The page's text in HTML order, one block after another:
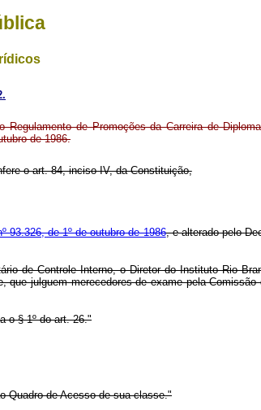
Regulamento de Promoções da Carreira de
de 1986.
o art. 84, inciso IV, da Constituição,
93.326, de 1º de outubro de 1986, e alterado pelo
de Controle Interno, o Diretor do Instituto Rio
julguem merecedores de exame pela Comissão
o § 1º do art. 26."
Quadro de Acesso de sua classe."